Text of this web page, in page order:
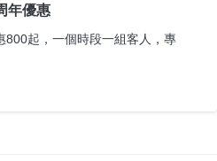
年優惠
800起，一個時段一組客人，專